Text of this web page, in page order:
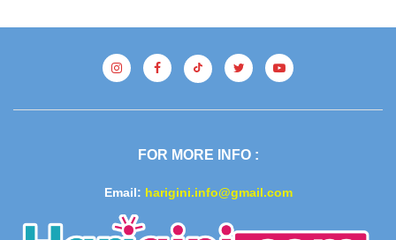
FOR MORE INFO :
Email: harigini.info@gmail.com